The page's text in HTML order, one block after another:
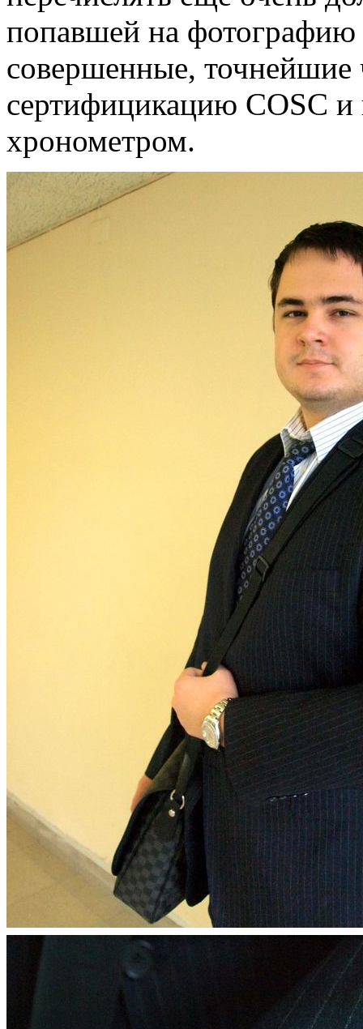
попавшей на
совершенные,
сертифицикацию COSC и
хронометром.